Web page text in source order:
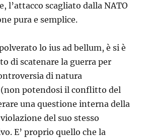
l’attacco scagliato dalla NATO
pura e semplice.
lo ius ad bellum, è si è
di scatenare la guerra per
di natura
potendosi il conflitto del
una questione interna della
del suo stesso
E’ proprio quello che la